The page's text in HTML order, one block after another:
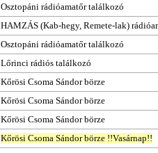
Osztopáni rádióamatőr találkozó
HAMZÁS (Kab-hegy, Remete-lak)
Osztopáni rádióamatőr találkozó
Lőrinci rádiós találkozó
Kőrösi Csoma Sándor börze
Kőrösi Csoma Sándor börze
Kőrösi Csoma Sándor börze
Kőrösi Csoma Sándor börze !!Vasárnap!!